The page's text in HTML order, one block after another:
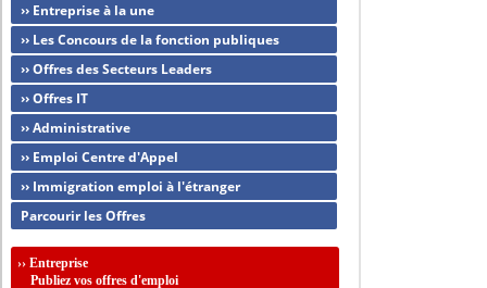
›› Entreprise à la une
›› Les Concours de la fonction publiques
›› Offres des Secteurs Leaders
›› Offres IT
›› Administrative
›› Emploi Centre d'Appel
›› Immigration emploi à l'étranger
Parcourir les Offres
››Entreprise
Publiez vos offres d'emploi